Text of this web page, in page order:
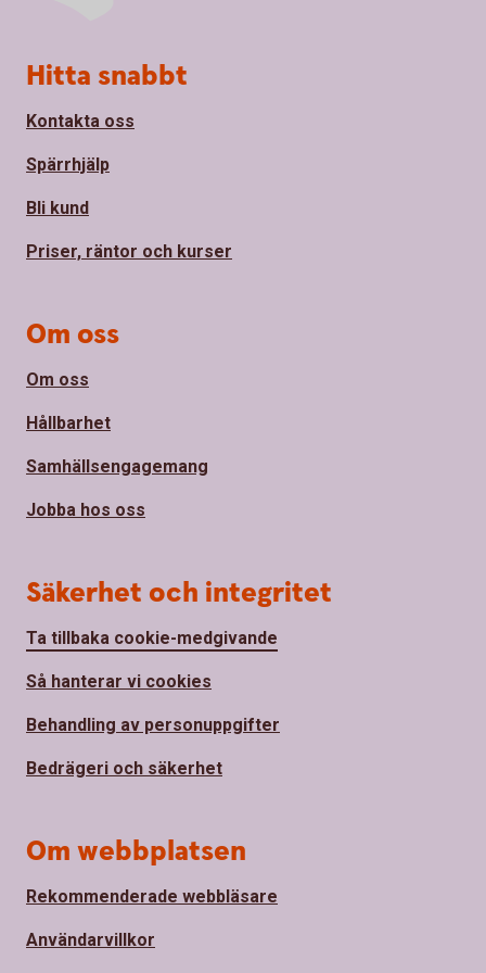
Sidfot
Hitta snabbt
Kontakta oss
Spärrhjälp
Bli kund
Priser, räntor och kurser
Om oss
Om oss
Hållbarhet
Samhällsengagemang
Jobba hos oss
Säkerhet och integritet
Ta tillbaka cookie-medgivande
Så hanterar vi cookies
Behandling av personuppgifter
Bedrägeri och säkerhet
Om webbplatsen
Rekommenderade webbläsare
Användarvillkor